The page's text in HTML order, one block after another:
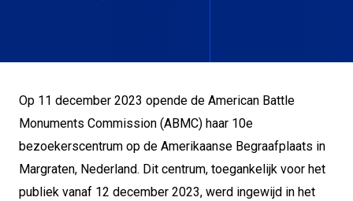
Op 11 december 2023 opende de American Battle
Monuments Commission (ABMC) haar 10e
bezoekerscentrum op de Amerikaanse Begraafplaats in
Margraten, Nederland. Dit centrum, toegankelijk voor het
publiek vanaf 12 december 2023, werd ingewijd in het